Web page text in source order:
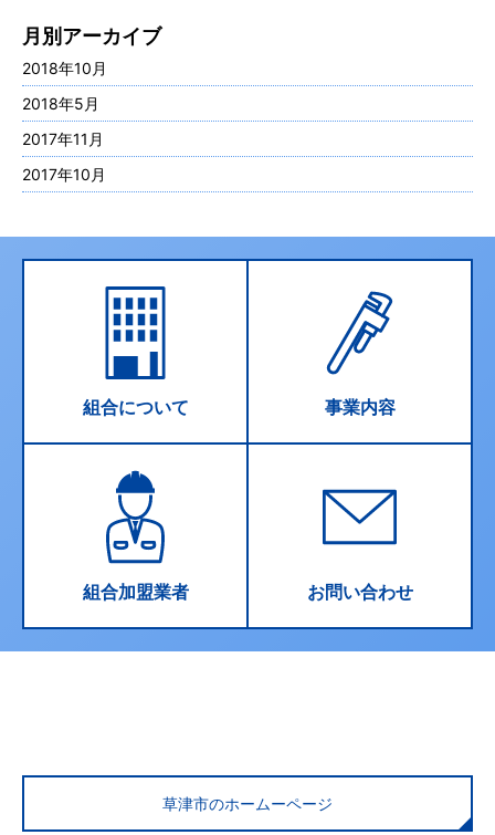
月別アーカイブ
2018年10月
2018年5月
2017年11月
2017年10月
組合について 事業内容
組合加盟業者 お問い合わせ
草津市のホームーページ